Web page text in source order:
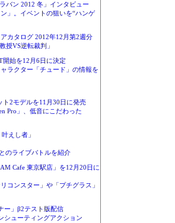
バン 2012 冬」インタビュー
」。イベントの狙いを“ハンゲ
カタログ 2012年12月第2週分
授VS逆転裁判」
開始を12月6日に決定
ラクター「チュード」の情報を
ト2モデルを11月30日に発売
Pro」、低音にこだわった
えし者」
のライブバトルを紹介
Cafe 東京駅店」を12月20日に
コンスター」や「プチグラス」
ー」β2テスト版配信
シューティングアクション